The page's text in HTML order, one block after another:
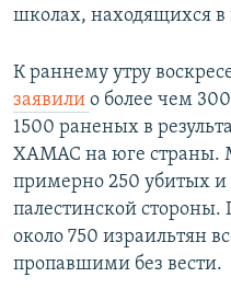
школах, находящихся
К раннему утру
заявили о более чем
1500 раненых в
ХАМАС на юге страны.
примерно 250 убитых
палестинской стороны.
около 750 израильтян
пропавшими без вести.